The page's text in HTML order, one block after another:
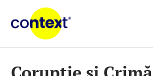
content